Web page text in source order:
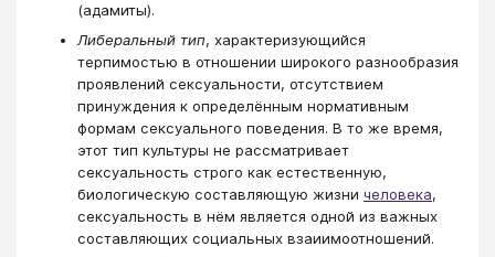
(адамиты).
Либеральный тип, характеризующийся
терпимостью в отношении широкого разнообразия
проявлений сексуальности, отсутствием
принуждения к определённым нормативным
формам сексуального поведения. В то же время,
этот тип культуры не рассматривает
сексуальность строго как естественную,
биологическую составляющую жизни человека,
сексуальность в нём является одной из важных
составляющих социальных взаиимоотношений.